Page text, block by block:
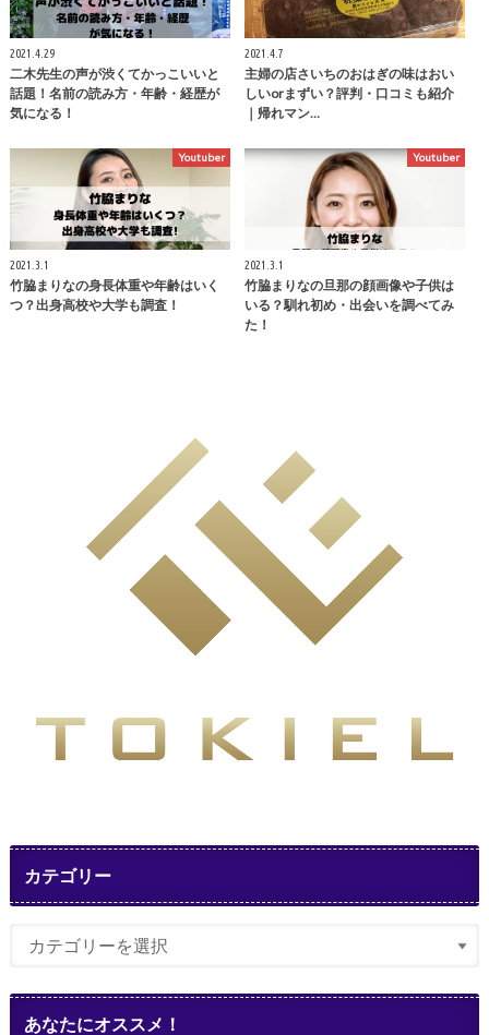
2021.4.29
二木先生の声が渋くてかっこいいと
話題！名前の読み方・年齢・経歴が
気になる！
2021.4.7
主婦の店さいちのおはぎの味はおい
しいorまずい？評判・口コミも紹介
｜帰れマン…
Youtuber
2021.3.1
竹脇まりなの身長体重や年齢はいく
つ？出身高校や大学も調査！
Youtuber
2021.3.1
竹脇まりなの旦那の顔画像や子供は
いる？馴れ初め・出会いを調べてみ
た！
カテゴリー
あなたにオススメ！